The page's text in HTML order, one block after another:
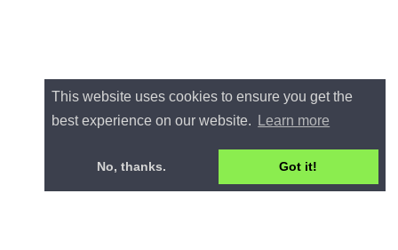
This website uses cookies to ensure you get the
best experience on our website.
Learn more
No, thanks. Got it!